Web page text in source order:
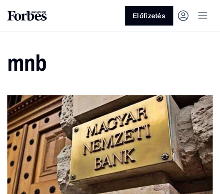
Vagy fedezze fel a következő
témákat
Üzlet Zöld Legyél jobb!
Előfizetés
mnb